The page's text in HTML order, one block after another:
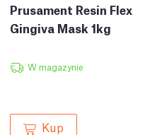
Prusament Resin Flex
Gingiva Mask 1kg
W magazynie
Kup